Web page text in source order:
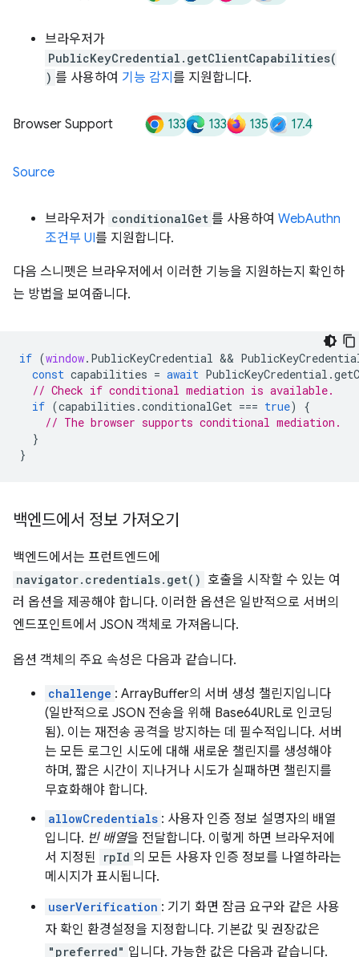
브라우저가
PublicKeyCredential.getClientCapabilities(
) 를 사용하여 기능 감지 를 지원합니다.
Browser Support 133 133 135 17.4
Source
브라우저가 conditionalGet 를 사용하여 WebAuthn
조건부 UI를 지원합니다.
다음 스니펫은 브라우저에서 이러한 기능을 지원하는지 확인하
는 방법을 보여줍니다.
if (window. PublicKeyCredential &&
const capabilities = await PublicKeyCredential .
// Check if conditional mediation is available.
if (capabilities .conditionalGet === true)
{
// The browser supports conditional mediation.
}
}
백엔드에서 정보 가져오기
백엔드에서는 프런트엔드에
navigator.credentials.get() 호출을 시작할 수 있는 여
러 옵션을 제공해야 합니다. 이러한 옵션은 일반적으로 서버의
엔드포인트에서 JSON 객체로 가져옵니다.
옵션 객체의 주요 속성은 다음과 같습니다.
challenge : ArrayBuffer의 서버 생성 챌린지입니다
(일반적으로 JSON 전송을 위해 Base64URL로 인코딩
됨). 이는 재전송 공격을 방지하는 데 필수적입니다. 서버
는 모든 로그인 시도에 대해 새로운 챌린지를 생성해야
하며, 짧은 시간이 지나거나 시도가 실패하면 챌린지를
무효화해야 합니다.
allowCredentials : 사용자 인증 정보 설명자의 배열
입니다. 빈 배열을 전달합니다. 이렇게 하면 브라우저에
서 지정된
rpId 의 모든 사용자 인증 정보를 나열하라는
메시지가 표시됩니다.
userVerification : 기기 화면 잠금 요구와 같은 사용
자 확인 환경설정을 지정합니다. 기본값 및 권장값은
"preferred" 입니다. 가능한 값은 다음과 같습니다.